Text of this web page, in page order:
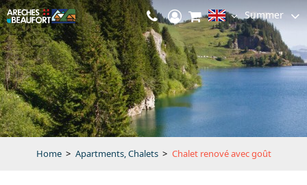
Summer
Home > Apartments, Chalets > Chalet renové avec goût